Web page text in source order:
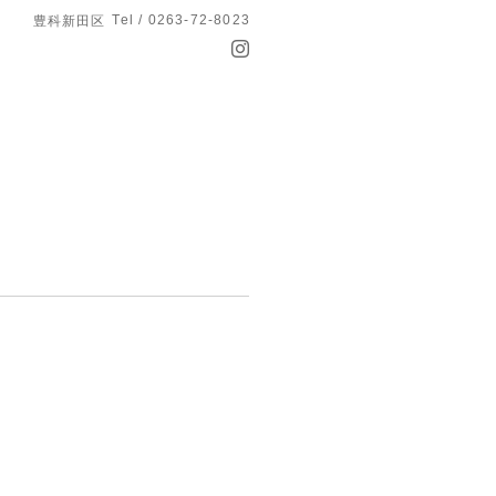
豊科新田区 Tel / 0263-72-8023